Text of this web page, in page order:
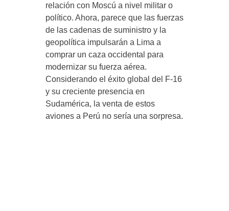
relación con Moscú a nivel militar o
político. Ahora, parece que las fuerzas
de las cadenas de suministro y la
geopolítica impulsarán a Lima a
comprar un caza occidental para
modernizar su fuerza aérea.
Considerando el éxito global del F-16
y su creciente presencia en
Sudamérica, la venta de estos
aviones a Perú no sería una sorpresa.